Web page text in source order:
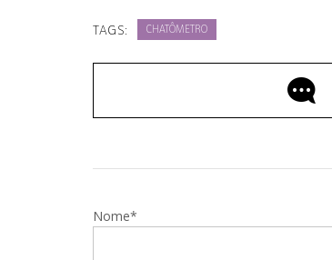
TAGS: CHATÔMETRO
Nome*